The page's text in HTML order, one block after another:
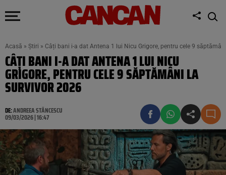
Acasă » Știri » Câți bani i-a dat Antena 1 lui Nicu Grigore, pentru cele 9
CÂȚI BANI I-A DAT ANTENA 1 LUI NICU
GRIGORE, PENTRU CELE 9 SĂPTĂMÂNI LA
SURVIVOR 2026
DE:ANDREEA STĂNCESCU
09/03/2026 | 16:47